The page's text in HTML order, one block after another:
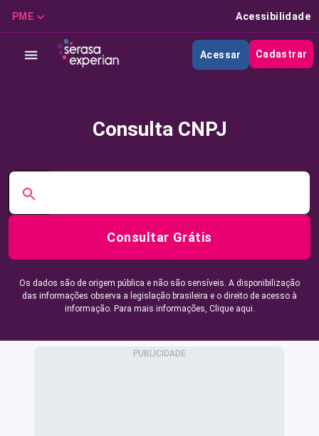
PME Acessibilidade
Acessar Cadastrar
Consulta CNPJ
Consultar Grátis
Os dados são de origem pública e não são sensíveis. A disponibilização
das informações observa a legislação brasileira e o direito de acesso à
informação. Para mais informações, Clique aqui.